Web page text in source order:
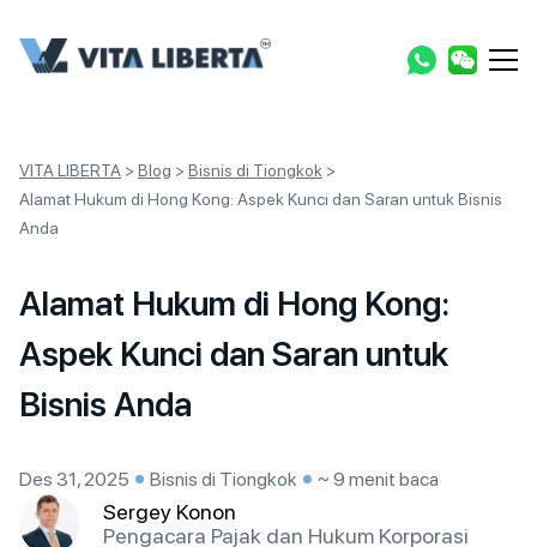
VITA LIBERTA > Blog > Bisnis di Tiongkok >
Alamat Hukum di Hong Kong: Aspek Kunci dan Saran untuk Bisnis
Anda
Alamat Hukum di Hong Kong:
Aspek Kunci dan Saran untuk
Bisnis Anda
Des 31, 2025 Bisnis di Tiongkok ~ 9 menit baca
Sergey Konon
Pengacara Pajak dan Hukum Korporasi